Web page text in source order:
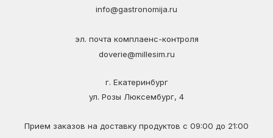
info@gastronomija.ru
эл. почта комплаенс-контроля
doverie@millesim.ru
г. Екатеринбург
ул. Розы Люксембург, 4
Прием заказов на доставку продуктов с 09:00 до 21:00